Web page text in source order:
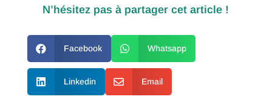
N’hésitez pas à partager cet article !
 Facebook  Whatsapp
 Linkedin  Email